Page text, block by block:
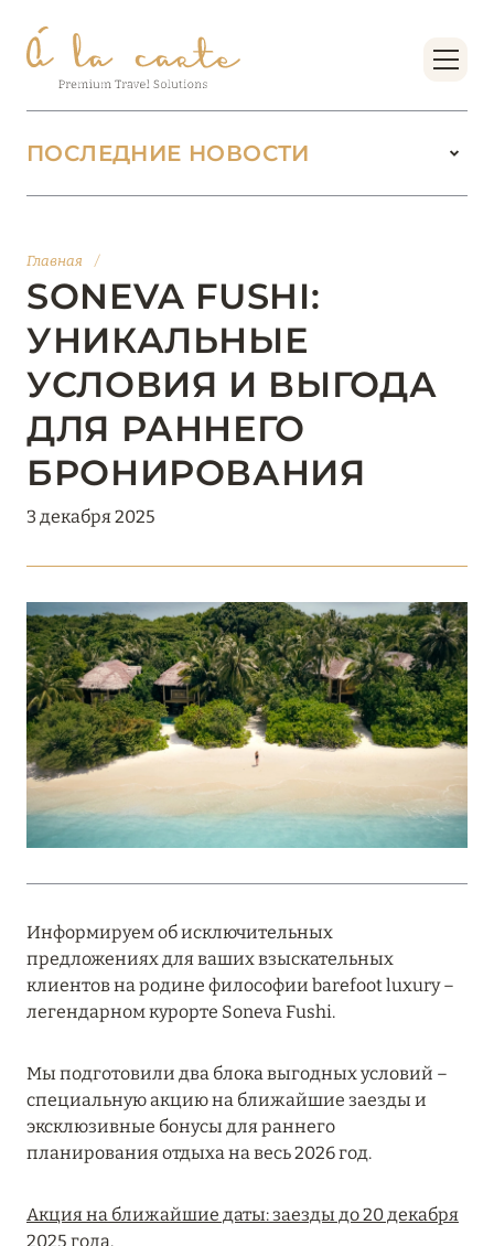
Главная /
SONEVA FUSHI:
УНИКАЛЬНЫЕ
УСЛОВИЯ И ВЫГОДА
ДЛЯ РАННЕГО
БРОНИРОВАНИЯ
3 декабря 2025
ПОСЛЕДНИЕ НОВОСТИ
БУТИК-КУРОРТЫ МАЛЬДИВСКИХ ОСТРОВОВ
Подробнее
01 июня 2026
JUMEIRAH OLHAHALI ISLAND MALDIVES: ВАШ
ОАЗИС ТЕПЛА И ИЗЫСКАННОСТИ
THE ST. REGIS MALDIVES VOMMULI:
МАНИФЕСТ ЭСТЕТИКИ В САМОМ СЕРДЦЕ
ОКЕАНА
Подробнее
27 апреля 2026
ПОЛНАЯ ПЕРЕЗАГРУЗКА: JUMEIRAH BALI,
ПРЯМОЙ ПЕРЕЛЁТ
20 марта 2026
MARCH GRAND ESCAPE: ПРЕДЛОЖЕНИЕ ОТ Á
ASTORIA MALDIVES ITHAAFUSHI, МАЛЬДИВЫ
Подробнее
MANDARIN ORIENTAL JUMEIRA — SUITE
Информируем об исключительных
предложениях для ваших взыскательных
клиентов на родине философии barefoot luxury –
легендарном курорте Soneva Fushi.
Мы подготовили два блока выгодных условий –
специальную акцию на ближайшие заезды и
эксклюзивные бонусы для раннего
планирования отдыха на весь 2026 год.
Акция на ближайшие даты: заезды до 20 декабря
2025 года.